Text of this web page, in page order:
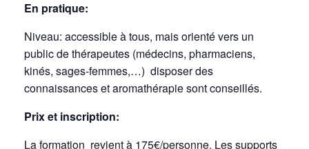
En pratique:
Niveau: accessible à tous, mais orienté vers un
public de thérapeutes (médecins, pharmaciens,
kinés, sages-femmes,…) disposer des
connaissances et aromathérapie sont conseillés.
Prix et inscription:
La formation revient à 175€/personne. Les supports